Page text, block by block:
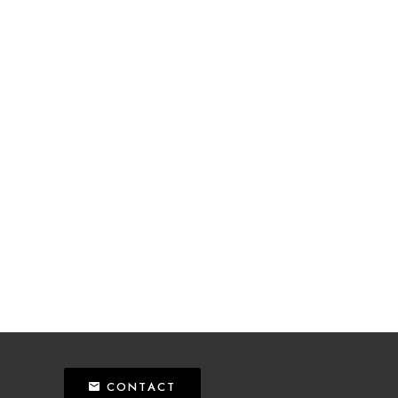
CONTACT